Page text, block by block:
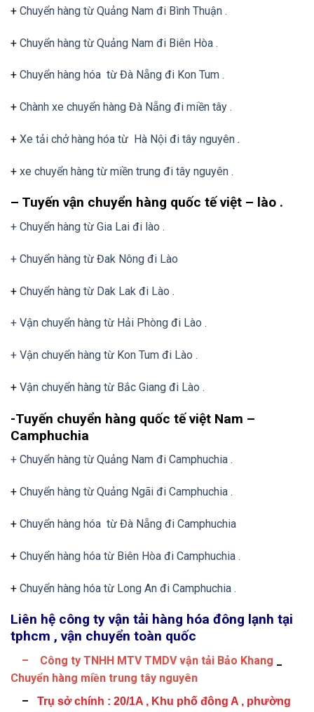
+ Chuyển hàng từ Quảng Nam đi Bình Thuận .
+ Chuyển hàng từ Quảng Nam đi Biên Hòa .
+ Chuyển hàng hóa từ Đà Nẵng đi Kon Tum .
+ Chành xe chuyển hàng Đà Nẵng đi miền tây .
+ Xe tải chở hàng hóa từ Hà Nội đi tây nguyên .
+ xe chuyển hàng từ miền trung đi tây nguyên .
– Tuyến vận chuyển hàng quốc tế việt – lào .
+ Chuyển hàng từ Gia Lai đi lào .
+ Chuyển hàng từ Đak Nông đi Lào
+ Chuyển hàng từ Dak Lak đi Lào .
+ Vận chuyển hàng từ Hải Phòng đi Lào .
+ Vận chuyển hàng từ Kon Tum đi Lào .
+ Vận chuyển hàng từ Bắc Giang đi Lào .
-Tuyến chuyển hàng quốc tế việt Nam –
Camphuchia
+ Chuyển hàng từ Quảng Nam đi Camphuchia .
+ Chuyển hàng từ Quảng Ngãi đi Camphuchia .
+ Chuyển hàng hóa từ Đà Nẵng đi Camphuchia
+ Chuyển hàng hóa từ Biên Hòa đi Camphuchia .
+ Chuyển hàng hóa từ Long An đi Camphuchia .
Liên hệ công ty vận tải hàng hóa đông lạnh tại
tphcm , vận chuyển toàn quốc
– Công ty TNHH MTV TMDV vận tải Bảo Khang
Chuyển hàng miền trung tây nguyên
– Trụ sở chính : 20/1A , Khu phố đông A , phường